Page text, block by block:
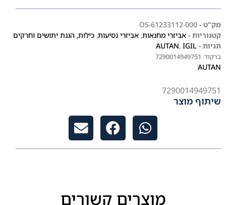
מק"ט - 61233112-000-OS
קטגוריות - אביזרי מחנאות, אביזרי נסיעות, כילות, הגנת יתושים וחרקים
תגיות -
AUTAN, IGIL
ברקוד: 7290014949751
AUTAN
7290014949751
שיתוף מוצר
מוצרים קשורים